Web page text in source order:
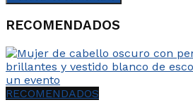
RECOMENDADOS
RECOMENDADOS